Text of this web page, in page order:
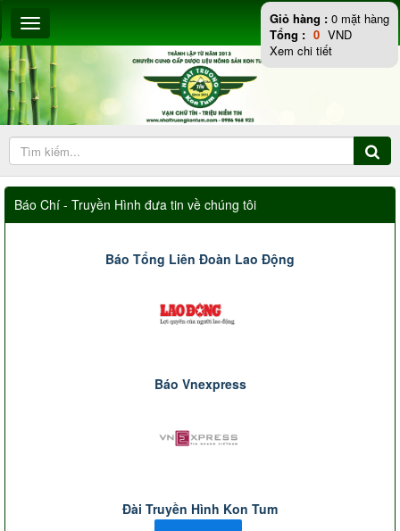
Báo Chí - Truyền Hình đưa tin về chúng tôi
Báo Tổng Liên Đoàn Lao Động
Báo Vnexpress
Đài Truyền Hình Kon Tum
Giỏ hàng : 0 mặt hàng
Tổng : 0 VND
Xem chi tiết